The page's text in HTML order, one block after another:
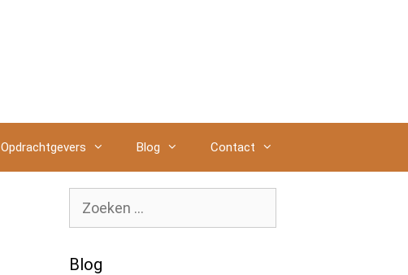
Opdrachtgevers Blog Contact
naar:
Blog